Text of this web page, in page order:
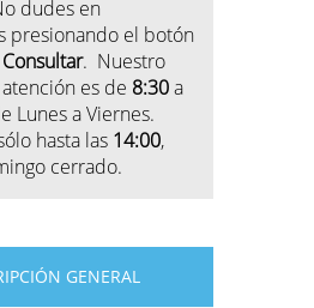
dudes en
presionando el botón
Consultar. Nuestro
es de 8:30a
Lunes a Viernes.
hasta las 14:00,
cerrado.